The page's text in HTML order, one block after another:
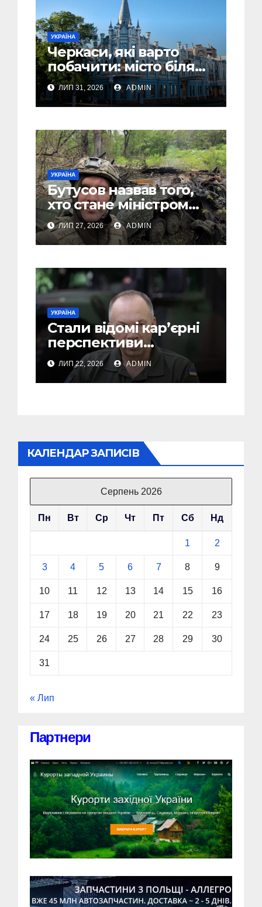
УКРАЇНА
Черкаси, які варто
побачити: місто біля
Дніпра, зелені парки
та місця з особливою
атмосферою
ЛИП 31, 2026 ADMIN
УКРАЇНА
Бутусов назвав того,
хто стане міністром
оборони України, і
пояснив, чому інакше
не може бути
ЛИП 27, 2026 ADMIN
УКРАЇНА
Стали відомі кар’єрні
перспективи
Сирського після
звільнення з посади
Головкому ВСУ
ЛИП 22, 2026 ADMIN
КАЛЕНДАР ЗАПИСІВ
Серпень 2026
Пн Вт Ср Чт Пт Сб Нд
1 2
3 4 5 6 7 8 9
10 11 12 13 14 15 16
17 18 19 20 21 22 23
24 25 26 27 28 29 30
31
« Лип
Партнери